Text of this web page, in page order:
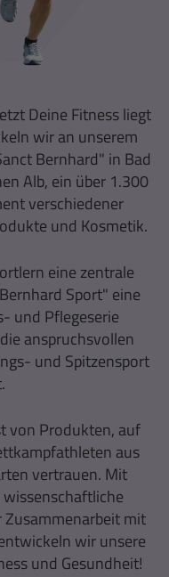
Deine Fitness liegt
wir an unserem
Bernhard" in Bad
Alb, ein über 1.300
verschiedener
und Kosmetik.
eine zentrale
Sport" eine
und Pflegeserie
anspruchsvollen
und Spitzensport
von Produkten, auf
aus
vertrauen. Mit
mit
wir unsere
und Gesundheit!